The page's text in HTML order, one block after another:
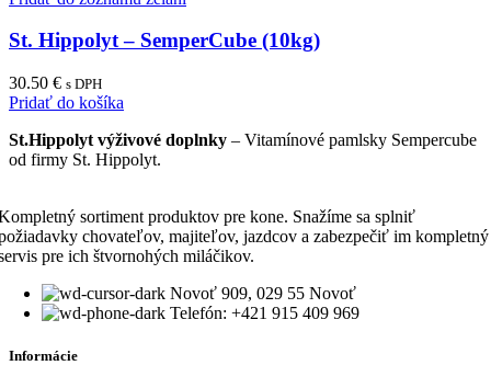
St. Hippolyt – SemperCube (10kg)
30.50 € s DPH
Pridať do košíka
St.Hippolyt výživové doplnky – Vitamínové pamlsky Sempercube
od firmy St. Hippolyt.
sortiment produktov pre kone. Snažíme sa splniť
chovateľov, majiteľov, jazdcov a zabezpečiť im kompletný
pre ich štvornohých miláčikov.
Novoť 909, 029 55 Novoť
Telefón: +421 915 409 969
Informácie